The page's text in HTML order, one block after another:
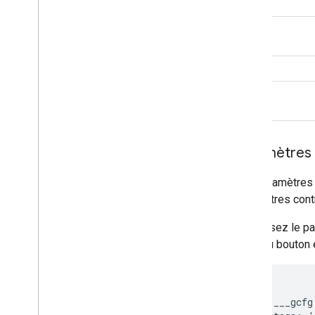
Ces
paramètres
Définissez le
code du
window.___gcfg